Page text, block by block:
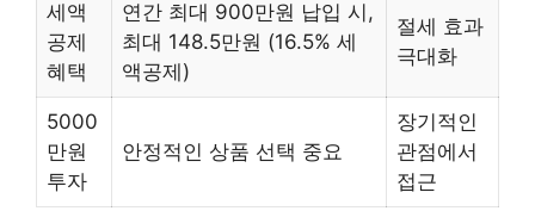
세액
공제
혜택
연간 최대 900만원 납입 시,
최대 148.5만원 (16.5% 세
액공제)
절세 효과
극대화
5000
만원
투자
안정적인 상품 선택 중요
장기적인
관점에서
접근